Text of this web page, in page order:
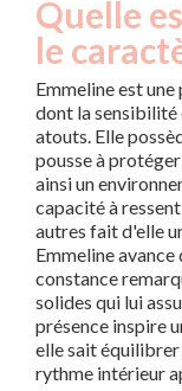
Quelle
le
Emmeline est
dont la sensibilité
atouts. Elle
pousse à
ainsi un
capacité à
autres fait d'elle
Emmeline avance
constance
solides qui lui
présence inspire
elle sait équilibrer
rythme intérieur